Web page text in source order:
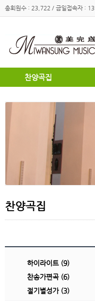
총회원수 : 23,722 / 금일접속자 : 13
찬양곡집
소편성관현악성가곡집
명성가 / 애창성가
복음성가합창편곡집
우리가락 찬양곡집
여성성가
찬양곡집
하이라이트 (9)
찬송가편곡 (6)
절기별성가 (3)